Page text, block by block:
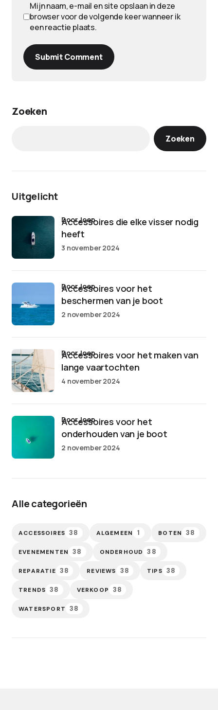
Mijn naam, e-mail en site opslaan in deze
browser voor de volgende keer wanneer ik
een reactie plaats.
Submit Comment
Zoeken
Zoeken
Uitgelicht
Accessoires die elke visser nodig
heeft
door Joep
3 november 2024
Accessoires voor het
beschermen van je boot
door Joep
2 november 2024
Accessoires voor het maken van
lange vaartochten
door Joep
4 november 2024
Accessoires voor het
onderhouden van je boot
door Joep
2 november 2024
Alle categorieën
ACCESSOIRES 38 ALGEMEEN 1 BOTEN 38
EVENEMENTEN 38 ONDERHOUD 38
REPARATIE 38 REVIEWS 38 TIPS 38
TRENDS 38 VERKOOP 38
WATERSPORT 38